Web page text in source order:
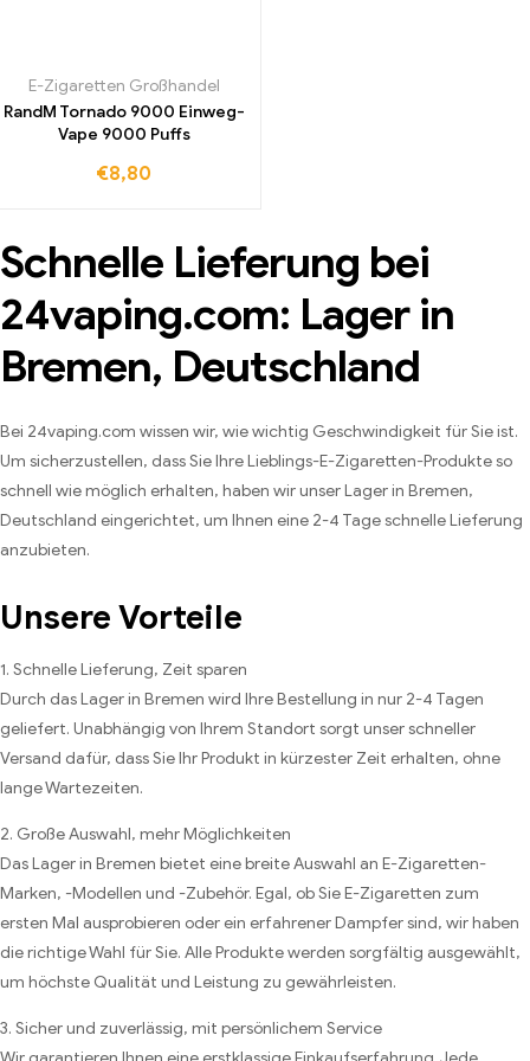
E-Zigaretten Großhandel
RandM Tornado 9000 Einweg-
Vape 9000 Puffs
€8,80
Schnelle Lieferung bei
24vaping.com: Lager in
Bremen, Deutschland
Bei 24vaping.com wissen wir, wie wichtig Geschwindigkeit für Sie ist.
Um sicherzustellen, dass Sie Ihre Lieblings-E-Zigaretten-Produkte so
schnell wie möglich erhalten, haben wir unser Lager in Bremen,
Deutschland eingerichtet, um Ihnen eine 2-4 Tage schnelle Lieferung
anzubieten.
Unsere Vorteile
1. Schnelle Lieferung, Zeit sparen
Durch das Lager in Bremen wird Ihre Bestellung in nur 2-4 Tagen
geliefert. Unabhängig von Ihrem Standort sorgt unser schneller
Versand dafür, dass Sie Ihr Produkt in kürzester Zeit erhalten, ohne
lange Wartezeiten.
2. Große Auswahl, mehr Möglichkeiten
Das Lager in Bremen bietet eine breite Auswahl an E-Zigaretten-
Marken, -Modellen und -Zubehör. Egal, ob Sie E-Zigaretten zum
ersten Mal ausprobieren oder ein erfahrener Dampfer sind, wir haben
die richtige Wahl für Sie. Alle Produkte werden sorgfältig ausgewählt,
um höchste Qualität und Leistung zu gewährleisten.
3. Sicher und zuverlässig, mit persönlichem Service